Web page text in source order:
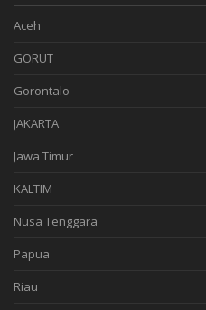
Aceh
GORUT
Gorontalo
JAKARTA
Jawa Timur
KALTIM
Nusa Tenggara
Papua
Riau